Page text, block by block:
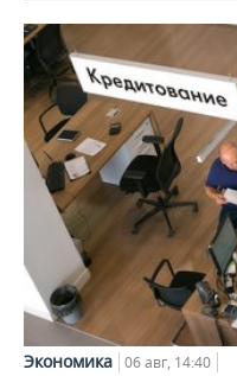
Экономика 06 авг, 14:40